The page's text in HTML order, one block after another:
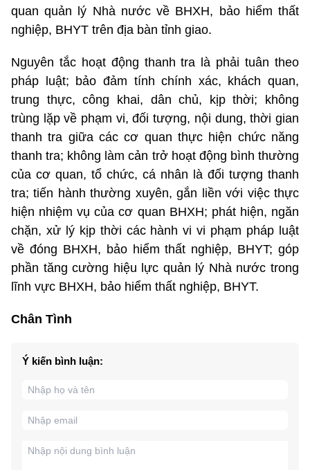
quan quản lý Nhà nước về BHXH, bảo hiểm thất
nghiệp, BHYT trên địa bàn tỉnh giao.
Nguyên tắc hoạt động thanh tra là phải tuân theo
pháp luật; bảo đảm tính chính xác, khách quan,
trung thực, công khai, dân chủ, kịp thời; không
trùng lặp về phạm vi, đối tượng, nội dung, thời gian
thanh tra giữa các cơ quan thực hiện chức năng
thanh tra; không làm cản trở hoạt động bình thường
của cơ quan, tổ chức, cá nhân là đối tượng thanh
tra; tiến hành thường xuyên, gắn liền với việc thực
hiện nhiệm vụ của cơ quan BHXH; phát hiện, ngăn
chặn, xử lý kịp thời các hành vi vi phạm pháp luật
về đóng BHXH, bảo hiểm thất nghiệp, BHYT; góp
phần tăng cường hiệu lực quản lý Nhà nước trong
lĩnh vực BHXH, bảo hiểm thất nghiệp, BHYT.
Chân Tình
Ý kiến bình luận: